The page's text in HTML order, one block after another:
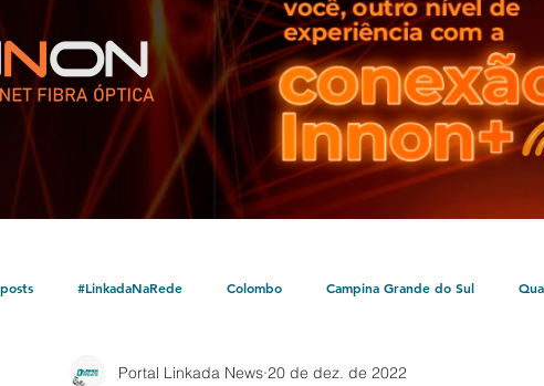
#LinkadaNaRede Colombo Campina Grande do Sul
Policial Bocaiúva do Sul Litoral Parceria Linkada
Portal Linkada News 20 de dez. de 2022